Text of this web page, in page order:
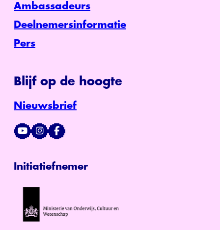
Ambassadeurs
Deelnemersinformatie
Pers
Blijf op de hoogte
Nieuwsbrief
Initiatiefnemer